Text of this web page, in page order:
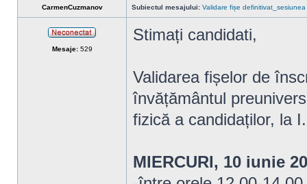
CarmenCuzmanov Subiectul mesajului: Validare fișe
Mesaje:529
Stimați candidati,
Validarea fișelor de
învățământul
fizică a candidaților, la
MIERCURI, 10 iunie